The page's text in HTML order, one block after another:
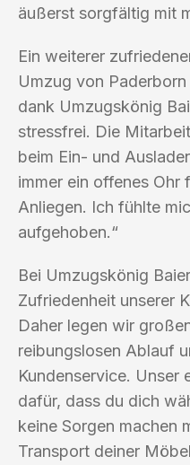
äußerst sorgfältig mit
Ein weiterer
Umzug von
dank Umzugskönig
stressfrei. Die
beim Ein- und
immer ein offenes Ohr
Anliegen. Ich fühlte
aufgehoben.“
Bei Umzugskönig
Zufriedenheit unserer
Daher legen wir
reibungslosen Ablauf
Kundenservice. Unser
dafür, dass du dich
keine Sorgen machen
Transport deiner